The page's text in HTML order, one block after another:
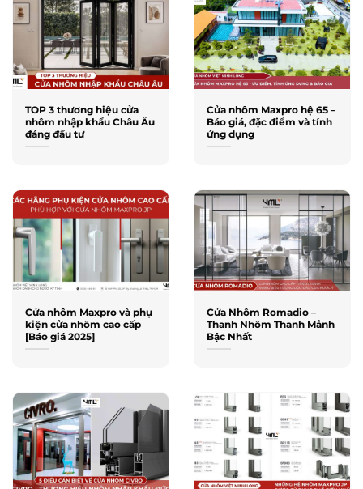
TOP 3 thương hiệu cửa
nhôm nhập khẩu Châu Âu
đáng đầu tư
Cửa nhôm Maxpro hệ 65 –
Báo giá, đặc điểm và tính
ứng dụng
Cửa nhôm Maxpro và phụ
kiện cửa nhôm cao cấp
[Báo giá 2025]
Cửa Nhôm Romadio –
Thanh Nhôm Thanh Mảnh
Bậc Nhất